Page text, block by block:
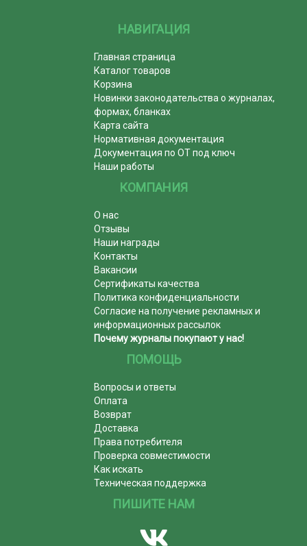
НАВИГАЦИЯ
Главная страница
Каталог товаров
Корзина
Новинки законодательства о журналах,
формах, бланках
Карта сайта
Нормативная документация
Документация по ОТ под ключ
Наши работы
КОМПАНИЯ
О нас
Отзывы
Наши награды
Контакты
Вакансии
Сертификаты качества
Политика конфиденциальности
Согласие на получение рекламных и
информационных рассылок
Почему журналы покупают у нас!
ПОМОЩЬ
Вопросы и ответы
Оплата
Возврат
Доставка
Права потребителя
Проверка совместимости
Как искать
Техническая поддержка
ПИШИТЕ НАМ